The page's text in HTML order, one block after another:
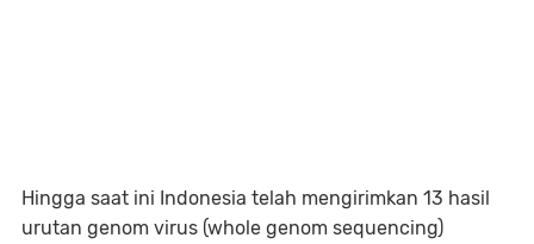
Hingga saat ini Indonesia telah mengirimkan 13 hasil
urutan genom virus (whole genom sequencing)